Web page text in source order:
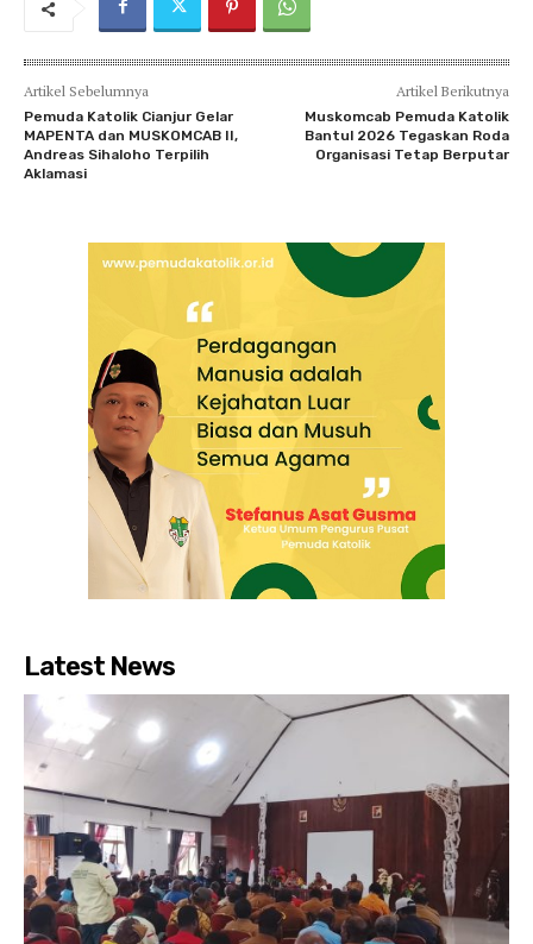
Artikel Sebelumnya
Pemuda Katolik Cianjur Gelar
MAPENTA dan MUSKOMCAB II,
Andreas Sihaloho Terpilih
Aklamasi
Artikel Berikutnya
Muskomcab Pemuda Katolik
Bantul 2026 Tegaskan Roda
Organisasi Tetap Berputar
Latest News